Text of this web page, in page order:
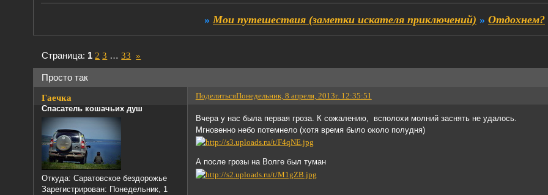
» Мои путешествия (заметки искателя приключений) » Отдохнем?
Просто так
Страница: 1 2 3 … 33 »
ПоделитьсяПонедельник, 8 апреля, 2013г. 12:35:51
Гаечка
Спасатель кошачьих душ
Откуда: Саратовское бездорожье
Зарегистрирован: Понедельник, 1
Вчера у нас была первая гроза. К сожалению, всполохи молний заснять не удалось.
Мгновенно небо потемнело (хотя время было около полудня)
А после грозы на Волге был туман